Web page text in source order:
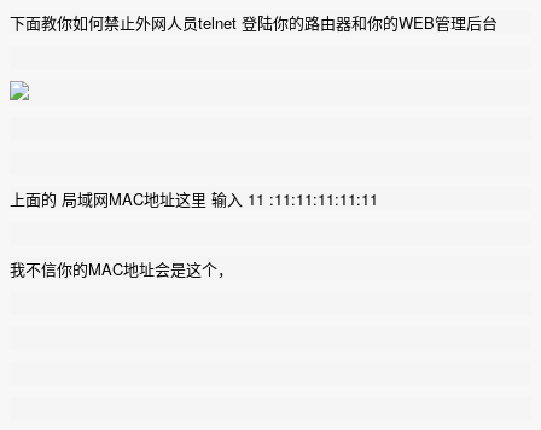
下面教你如何禁止外网人员telnet 登陆你的路由器和你的WEB管理后台
上面的 局域网MAC地址这里 输入 11 :11:11:11:11:11
我不信你的MAC地址会是这个，